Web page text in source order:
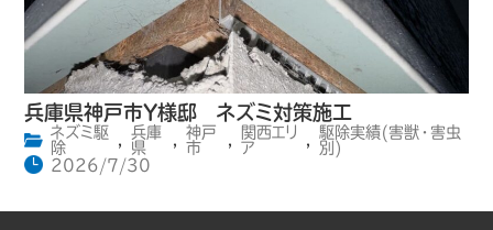
兵庫県神戸市Y様邸 ネズミ対策施工
ネズミ駆
除
,
兵庫
県
,
神戸
市
,
関西エリ
ア
,
駆除実績(害獣・害虫
別)
2026/7/30